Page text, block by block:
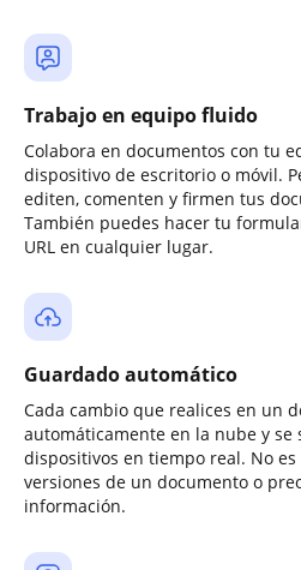
Trabajo en equipo fluido
Colabora en documentos con tu
dispositivo de escritorio o móvil.
editen, comenten y firmen tus
También puedes hacer tu
URL en cualquier lugar.
Guardado automático
Cada cambio que realices en un
automáticamente en la nube y se
dispositivos en tiempo real. No
versiones de un documento o
información.